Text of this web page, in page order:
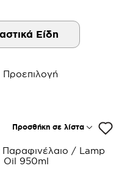
Είδη
Προσθήκη σε λίστα